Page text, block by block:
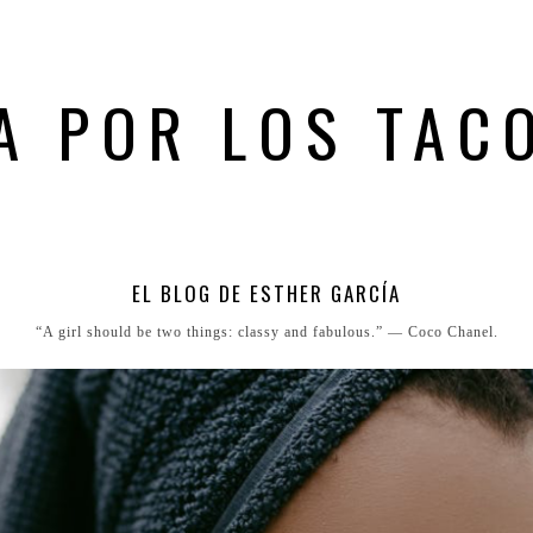
POR LOS
EL BLOG DE ESTHER GARCÍA
“A girl should be two things: classy and fabulous.” ― Coco Chanel.